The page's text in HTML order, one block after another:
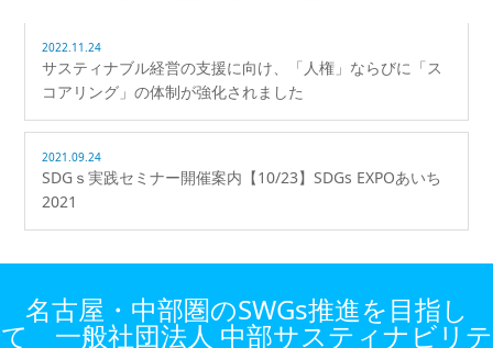
2022.11.24
サスティナブル経営の支援に向け、「人権」ならびに「ス
コアリング」の体制が強化されました
2021.09.24
SDGｓ実践セミナー開催案内【10/23】SDGs EXPOあいち
2021
名古屋・中部圏のSWGs推進を目指し
て 一般社団法人 中部サスティナビリテ